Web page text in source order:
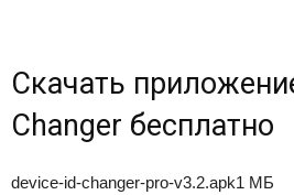
Скачать
Changer бесплатно
device-id-changer-pro-v3.2.apk1 МБ